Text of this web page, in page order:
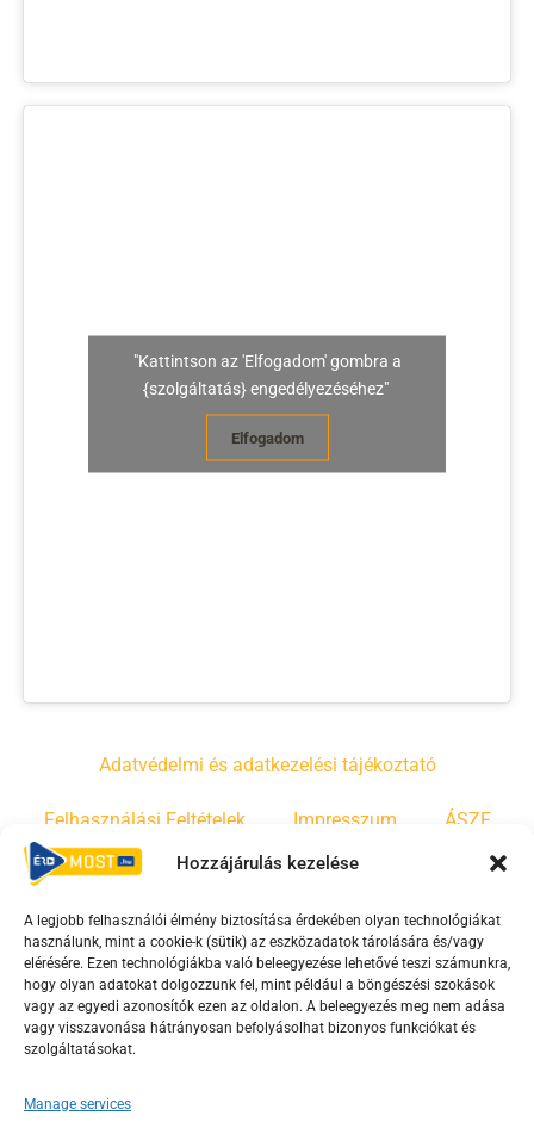
Hozzájárulás kezelése
A legjobb felhasználói élmény biztosítása érdekében olyan technológiákat
használunk, mint a cookie-k (sütik) az eszközadatok tárolására és/vagy
elérésére. Ezen technológiákba való beleegyezése lehetővé teszi számunkra,
hogy olyan adatokat dolgozzunk fel, mint például a böngészési szokások
vagy az egyedi azonosítók ezen az oldalon. A beleegyezés meg nem adása
vagy visszavonása hátrányosan befolyásolhat bizonyos funkciókat és
szolgáltatásokat.
Manage services
"Kattintson az 'Elfogadom' gombra a
{szolgáltatás} engedélyezéséhez"
Elfogadom
Adatvédelmi és adatkezelési tájékoztató
Felhasználási Feltételek Impresszum ÁSZF
Irányelvek Moderálási szabályzat
F
a
c
e
o
Y
o
u
t
b
T
i
k